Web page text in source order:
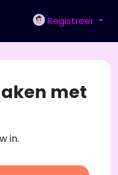
Registreer
met
in.